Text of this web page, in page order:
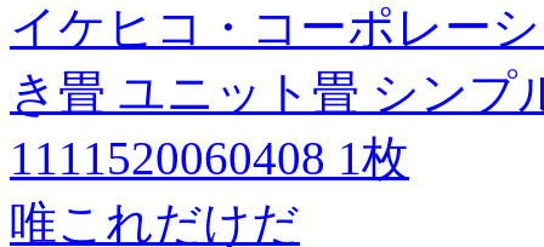
イケヒコ・コーポレー
き畳 ユニット畳 シンプ
1111520060408 1枚
唯これだけだ